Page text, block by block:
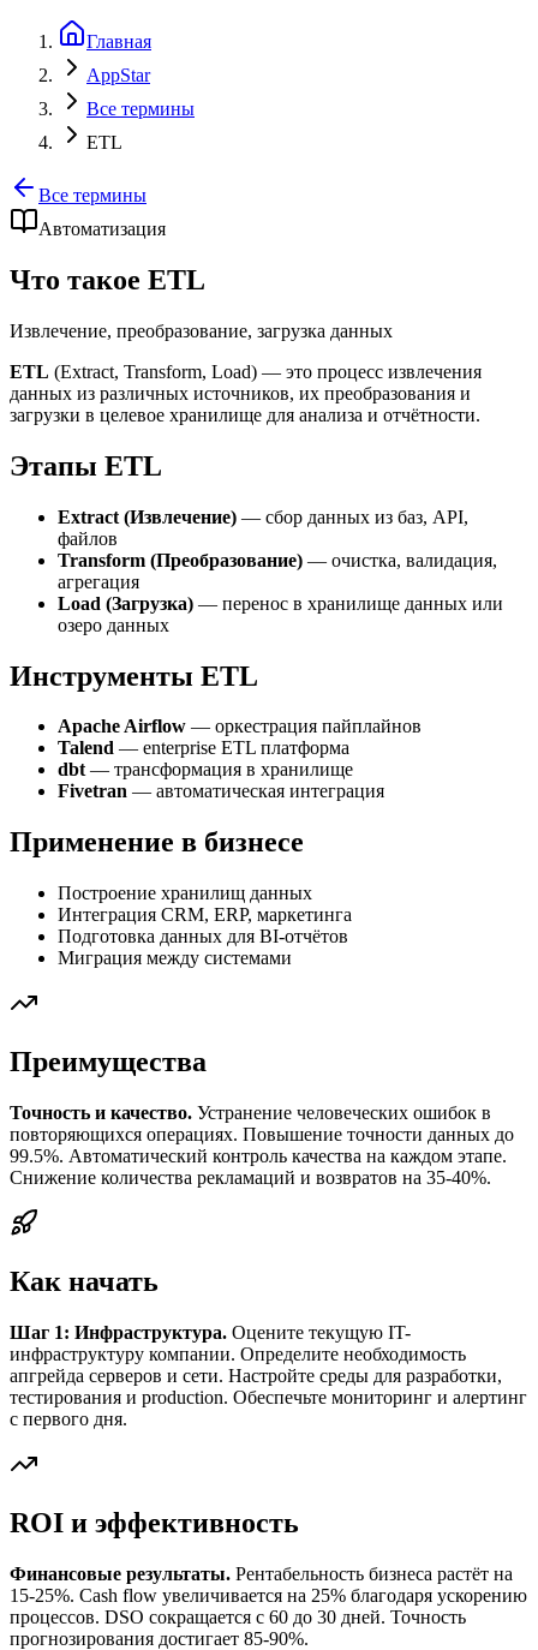
Главная
AppStar
Все термины
ETL
Все термины
Автоматизация
Что такое ETL
Извлечение, преобразование, загрузка данных
ETL (Extract, Transform, Load) — это процесс извлечения
данных из различных источников, их преобразования и
загрузки в целевое хранилище для анализа и отчётности.
Этапы ETL
Extract (Извлечение) — сбор данных из баз, API,
файлов
Transform (Преобразование) — очистка, валидация,
агрегация
Load (Загрузка) — перенос в хранилище данных или
озеро данных
Инструменты ETL
Apache Airflow — оркестрация пайплайнов
Talend — enterprise ETL платформа
dbt— трансформация в хранилище
Fivetran — автоматическая интеграция
Применение в бизнесе
Построение хранилищ данных
Интеграция CRM, ERP, маркетинга
Подготовка данных для BI-отчётов
Миграция между системами
Преимущества
Точность и качество. Устранение человеческих ошибок в
повторяющихся операциях. Повышение точности данных до
99.5%. Автоматический контроль качества на каждом этапе.
Снижение количества рекламаций и возвратов на 35-40%.
Как начать
Шаг 1: Инфраструктура. Оцените текущую IT-
инфраструктуру компании. Определите необходимость
апгрейда серверов и сети. Настройте среды для разработки,
тестирования и production. Обеспечьте мониторинг и алертинг
с первого дня.
ROI и эффективность
Финансовые результаты. Рентабельность бизнеса растёт на
15-25%. Cash flow увеличивается на 25% благодаря ускорению
процессов. DSO сокращается с 60 до 30 дней. Точность
прогнозирования достигает 85-90%.